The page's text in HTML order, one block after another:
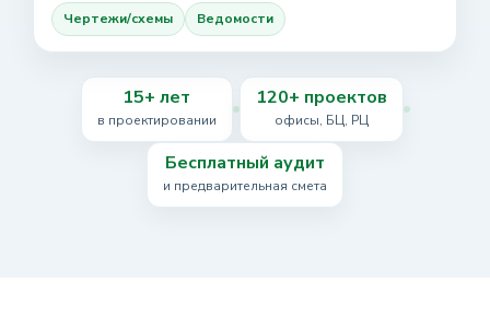
Чертежи/схемы Ведомости
15+ лет
в проектировании
120+ проектов
офисы, БЦ, РЦ
Бесплатный аудит
и предварительная смета